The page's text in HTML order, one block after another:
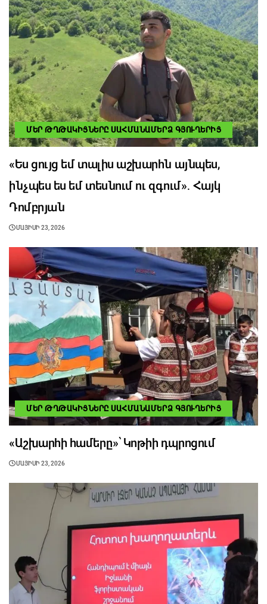
ՄԵՐ ԹՂԹԱԿԻՑՆԵՐԸ ՍԱՀՄԱՆԱՄԵՐՁ ԳՅՈՒՂԵՐԻՑ
«Ես ցույց եմ տալիս աշխարհն այնպես,
ինչպես ես եմ տեսնում ու զգում»․ Հայկ
Դոմբրյան
ՄԱՅԻՍԻ 23, 2026
ՄԵՐ ԹՂԹԱԿԻՑՆԵՐԸ ՍԱՀՄԱՆԱՄԵՐՁ ԳՅՈՒՂԵՐԻՑ
«Աշխարհի համերը»՝ Կոթիի դպրոցում
ՄԱՅԻՍԻ 23, 2026